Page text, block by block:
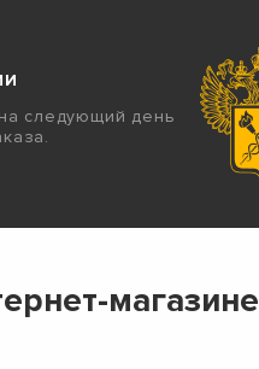
следующий день
магазине